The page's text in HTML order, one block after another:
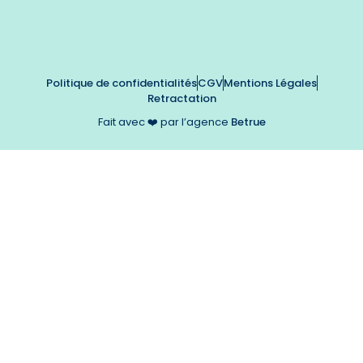
Politique de confidentialitésCGVMentions Légales
Retractation
Fait avec ❤️ par l’agence Betrue